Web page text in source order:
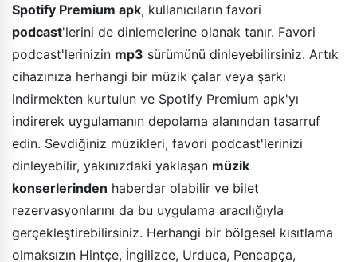
Spotify Premium apk, kullanıcıların favori
podcast'lerini de dinlemelerine olanak tanır. Favori
podcast'lerinizin mp3 sürümünü dinleyebilirsiniz. Artık
cihazınıza herhangi bir müzik çalar veya şarkı
indirmekten kurtulun ve Spotify Premium apk'yı
indirerek uygulamanın depolama alanından tasarruf
edin. Sevdiğiniz müzikleri, favori podcast'lerinizi
dinleyebilir, yakınızdaki yaklaşan müzik
konserlerinden haberdar olabilir ve bilet
rezervasyonlarını da bu uygulama aracılığıyla
gerçekleştirebilirsiniz. Herhangi bir bölgesel kısıtlama
olmaksızın Hintçe, İngilizce, Urduca, Pencapça,